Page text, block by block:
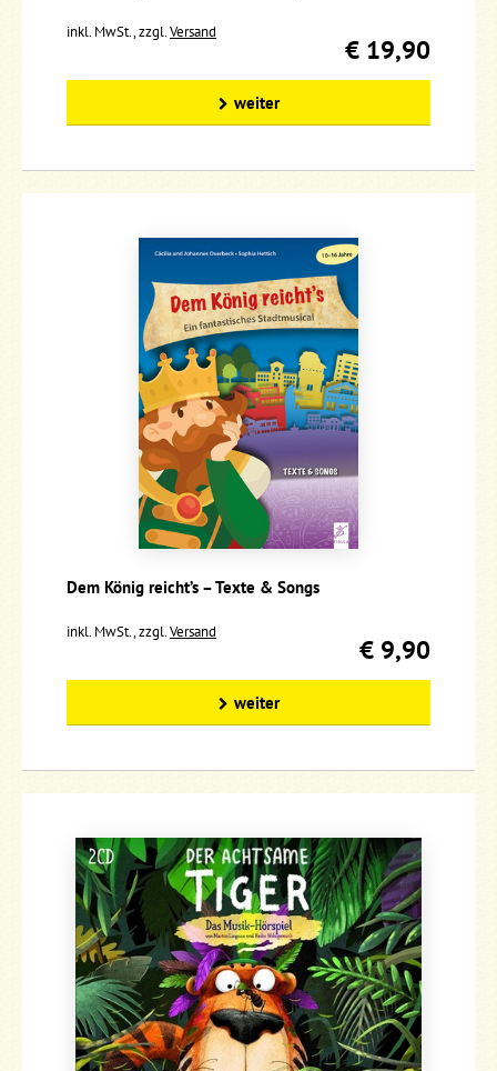
inkl. MwSt., zzgl.Versand
€ 19,90
weiter
Dem König reicht’s – Texte & Songs
inkl. MwSt., zzgl.Versand
€ 9,90
weiter